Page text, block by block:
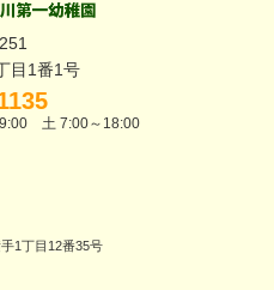
目1番1号
土 7:00～18:00
1丁目12番35号